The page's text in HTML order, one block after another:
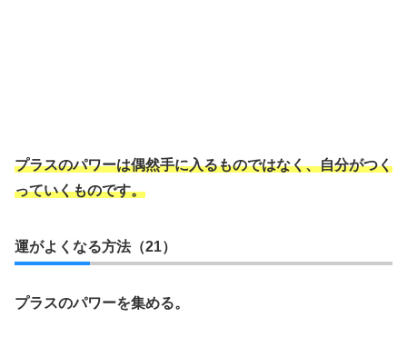
プラスのパワーは偶然手に入るものではなく、自分がつく
っていくものです。
運がよくなる方法（21）
プラスのパワーを集める。